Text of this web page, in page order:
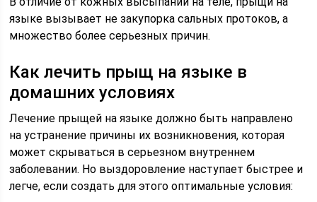
языке вызывает не закупорка сальных протоков, а
множество более серьезных причин.
Как лечить прыщ на языке в
домашних условиях
Лечение прыщей на языке должно быть направлено
на устранение причины их возникновения, которая
может скрываться в серьезном внутреннем
заболевании. Но выздоровление наступает быстрее и
легче, если создать для этого оптимальные условия: